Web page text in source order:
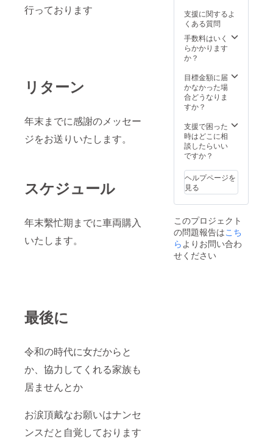
行っております
リターン
年末までに感謝のメッセー
ジをお送りいたします。
スケジュール
年末繫忙期までに車両購入
いたします。
最後に
令和の時代に女だからと
か、協力してくれる家族も
居ませんとか
お涙頂戴なお願いはナンセ
ンスだと自覚しております
支援に関するよ
くある質問
手数料はいく
らかかります
か？
目標金額に届
かなかった場
合どうなりま
すか？
支援で困った
時はどこに相
談したらいい
ですか？
ヘルプページを
見る
このプロジェクト
の問題報告はこち
らよりお問い合わ
せください